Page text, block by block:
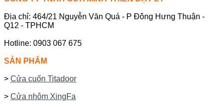
Địa chỉ: 464/21 Nguyễn Văn Quá - P Đông Hưng Thuận -
Q12 - TPHCM
Hotline: 0903 067 675
SẢN PHẨM
> Cửa cuốn Titadoor
> Cửa nhôm XingFa